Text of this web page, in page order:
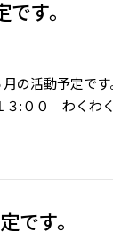
す。
予定です
３:００ わくわ
です。